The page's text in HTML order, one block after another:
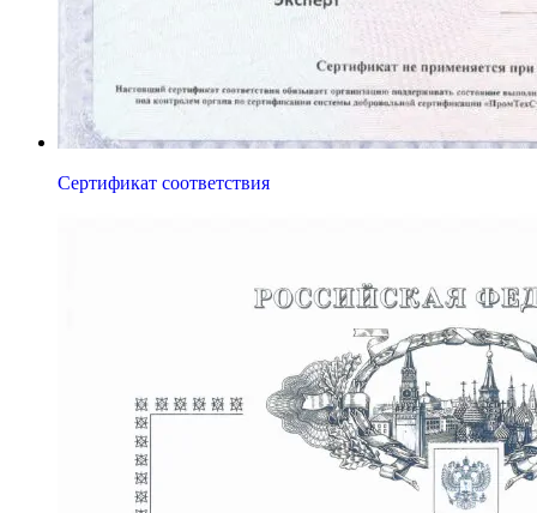
Сертификат соответствия